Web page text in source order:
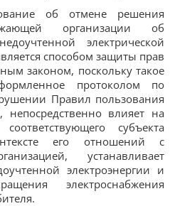
об отмене решения
организации об
электрической
способом защиты прав
законом, поскольку такое
протоколом по
Правил пользования
непосредственно влияет на
субъекта
его отношений с
устанавливает
электроэнергии и
электроснабжения